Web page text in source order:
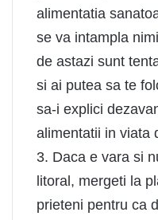
alimentatia
se va intampla
de astazi sunt
si ai putea sa te
sa-i explici
alimentatii in viata
3. Daca e vara si
litoral, mergeti la
prieteni pentru ca